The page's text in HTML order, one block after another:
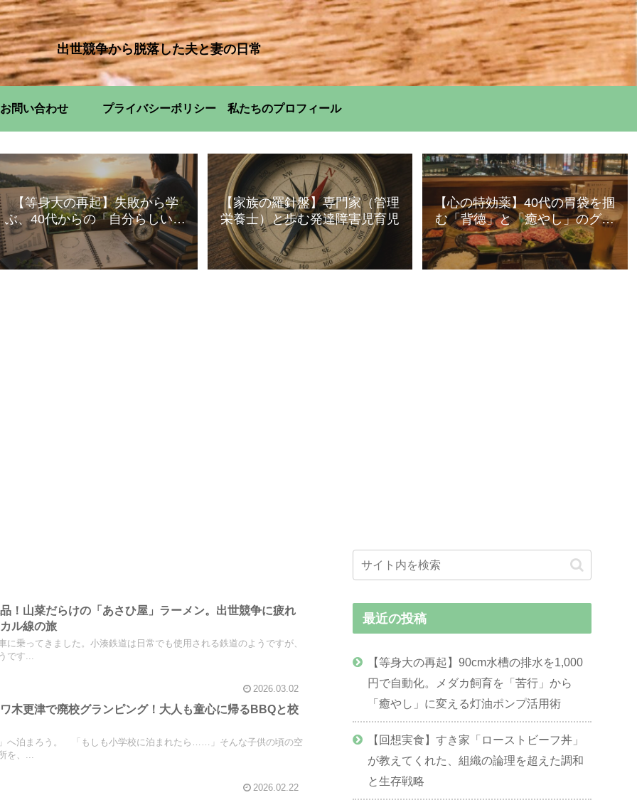
出世競争から脱落した夫と妻の日常
お問い合わせ プライバシーポリシー 私たちのプロフィール
【等身大の再起】失敗から学
ぶ、40代からの「自分らしい」
暮らし方
【家族の羅針盤】専門家（管理
栄養士）と歩む発達障害児育児
【心の特効薬】40代の胃袋を掴
む「背徳」と「癒やし」のグル
メ
！山菜だらけの「あさひ屋」ラーメン。出世競争に疲れ
ル線の旅
に乗ってきました。小湊鉄道は日常でも使用される鉄道のようですが、
です...
2026.03.02
木更津で廃校グランピング！大人も童心に帰るBBQと校
へ泊まろう。 「もしも小学校に泊まれたら……」そんな子供の頃の空
を、...
2026.02.22
最近の投稿
【等身大の再起】90cm水槽の排水を1,000
円で自動化。メダカ飼育を「苦行」から
「癒やし」に変える灯油ポンプ活用術
【回想実食】すき家「ローストビーフ丼」
が教えてくれた、組織の論理を超えた調和
と生存戦略